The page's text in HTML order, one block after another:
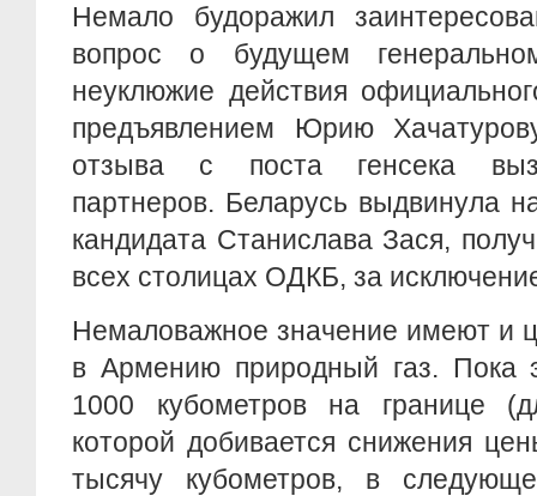
Немало будоражил
вопрос о будущем
неуклюжие действия
предъявлением Юрию
отзыва с поста генсека
партнеров. Беларусь выдвинула
кандидата Станислава Зася,
всех столицах ОДКБ, за
Немаловажное значение имеют и
в Армению природный газ. Пока
1000 кубометров на границе
которой добивается снижения
тысячу кубометров, в